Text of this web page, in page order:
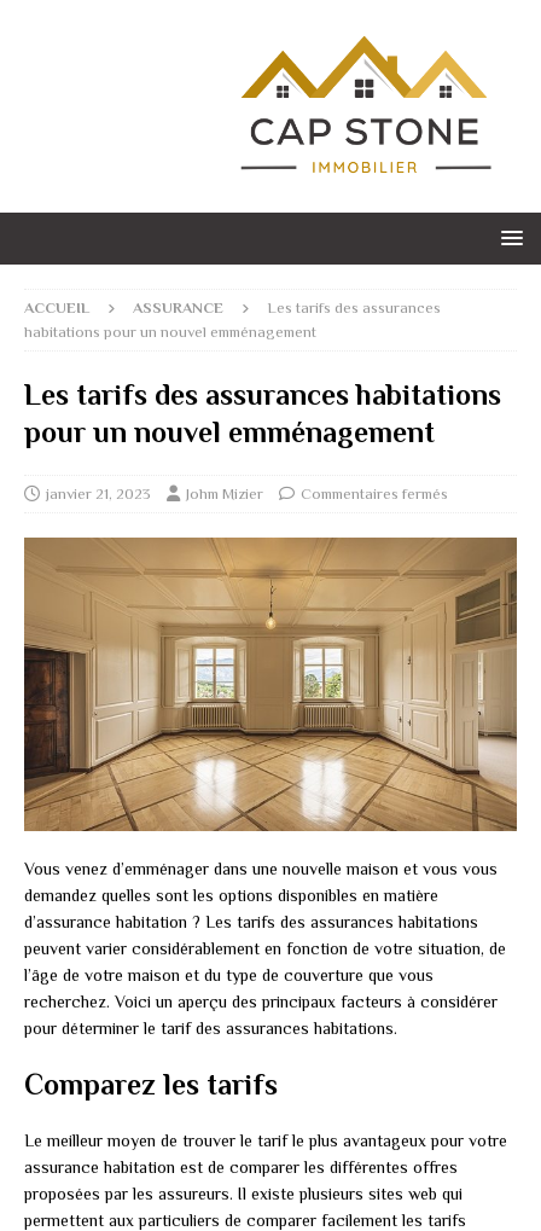
ACCUEIL ASSURANCE
Les tarifs des assurances
habitations pour un nouvel emménagement
Les tarifs des assurances habitations
pour un nouvel emménagement
janvier 21, 2023 Johm Mizier Commentaires fermés
Vous venez d’emménager dans une nouvelle maison et vous vous
demandez quelles sont les options disponibles en matière
d’assurance habitation ? Les tarifs des assurances habitations
peuvent varier considérablement en fonction de votre situation, de
l’âge de votre maison et du type de couverture que vous
recherchez. Voici un aperçu des principaux facteurs à considérer
pour déterminer le tarif des assurances habitations.
Comparez les tarifs
Le meilleur moyen de trouver le tarif le plus avantageux pour votre
assurance habitation est de comparer les différentes offres
proposées par les assureurs. Il existe plusieurs sites web qui
permettent aux particuliers de comparer facilement les tarifs